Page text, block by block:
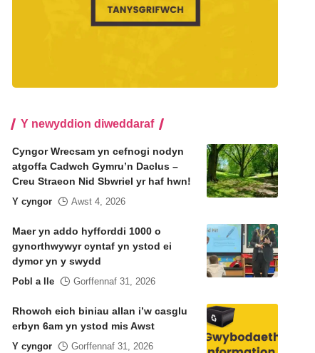
Y newyddion diweddaraf
Cyngor Wrecsam yn cefnogi nodyn
atgoffa Cadwch Gymru’n Daclus –
Creu Straeon Nid Sbwriel yr haf hwn!
Y cyngor Awst 4, 2026
Maer yn addo hyfforddi 1000 o
gynorthwywyr cyntaf yn ystod ei
dymor yn y swydd
Pobl a lle Gorffennaf 31, 2026
Rhowch eich biniau allan i’w casglu
erbyn 6am yn ystod mis Awst
Y cyngor Gorffennaf 31, 2026